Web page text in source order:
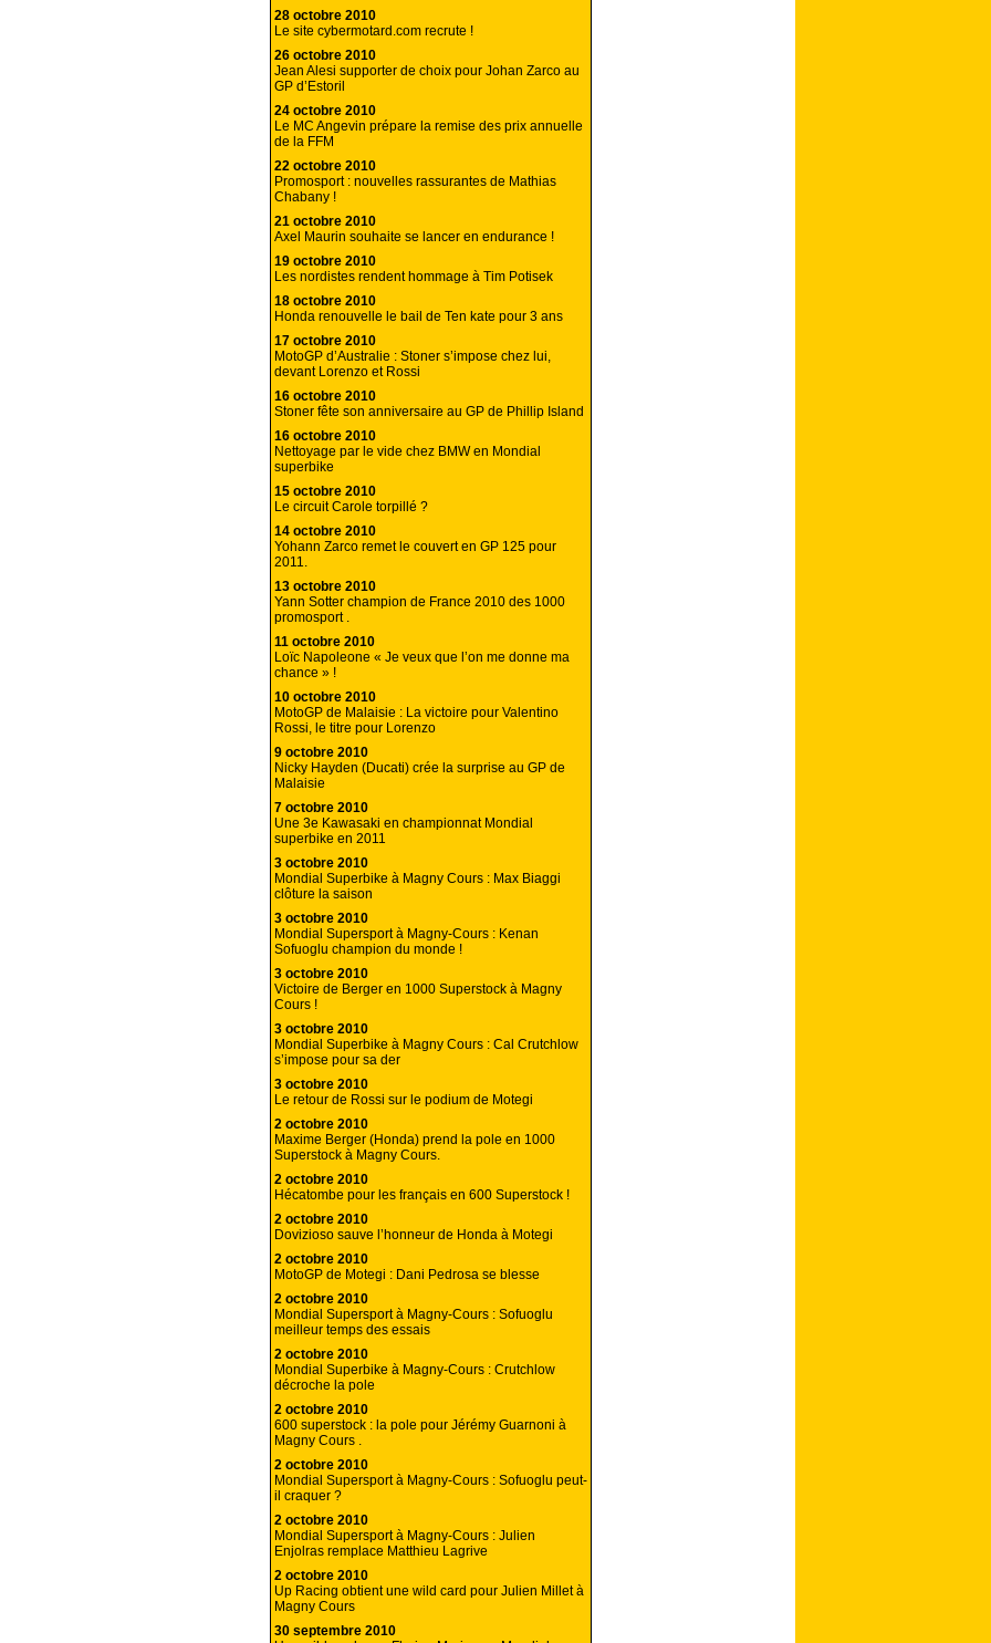
28 octobre 2010
Le site cybermotard.com recrute !
26 octobre 2010
Jean Alesi supporter de choix pour Johan Zarco au
GP d’Estoril
24 octobre 2010
Le MC Angevin prépare la remise des prix annuelle
de la FFM
22 octobre 2010
Promosport : nouvelles rassurantes de Mathias
Chabany !
21 octobre 2010
Axel Maurin souhaite se lancer en endurance !
19 octobre 2010
Les nordistes rendent hommage à Tim Potisek
18 octobre 2010
Honda renouvelle le bail de Ten kate pour 3 ans
17 octobre 2010
MotoGP d’Australie : Stoner s’impose chez lui,
devant Lorenzo et Rossi
16 octobre 2010
Stoner fête son anniversaire au GP de Phillip Island
16 octobre 2010
Nettoyage par le vide chez BMW en Mondial
superbike
15 octobre 2010
Le circuit Carole torpillé ?
14 octobre 2010
Yohann Zarco remet le couvert en GP 125 pour
2011.
13 octobre 2010
Yann Sotter champion de France 2010 des 1000
promosport .
11 octobre 2010
Loïc Napoleone « Je veux que l’on me donne ma
chance » !
10 octobre 2010
MotoGP de Malaisie : La victoire pour Valentino
Rossi, le titre pour Lorenzo
9 octobre 2010
Nicky Hayden (Ducati) crée la surprise au GP de
Malaisie
7 octobre 2010
Une 3e Kawasaki en championnat Mondial
superbike en 2011
3 octobre 2010
Mondial Superbike à Magny Cours : Max Biaggi
clôture la saison
3 octobre 2010
Mondial Supersport à Magny-Cours : Kenan
Sofuoglu champion du monde !
3 octobre 2010
Victoire de Berger en 1000 Superstock à Magny
Cours !
3 octobre 2010
Mondial Superbike à Magny Cours : Cal Crutchlow
s’impose pour sa der
3 octobre 2010
Le retour de Rossi sur le podium de Motegi
2 octobre 2010
Maxime Berger (Honda) prend la pole en 1000
Superstock à Magny Cours.
2 octobre 2010
Hécatombe pour les français en 600 Superstock !
2 octobre 2010
Dovizioso sauve l’honneur de Honda à Motegi
2 octobre 2010
MotoGP de Motegi : Dani Pedrosa se blesse
2 octobre 2010
Mondial Supersport à Magny-Cours : Sofuoglu
meilleur temps des essais
2 octobre 2010
Mondial Superbike à Magny-Cours : Crutchlow
décroche la pole
2 octobre 2010
600 superstock : la pole pour Jérémy Guarnoni à
Magny Cours .
2 octobre 2010
Mondial Supersport à Magny-Cours : Sofuoglu peut-
il craquer ?
2 octobre 2010
Mondial Supersport à Magny-Cours : Julien
Enjolras remplace Matthieu Lagrive
2 octobre 2010
Up Racing obtient une wild card pour Julien Millet à
Magny Cours
30 septembre 2010